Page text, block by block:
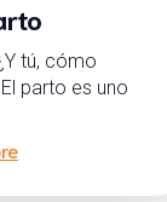
tú, cómo
parto es uno